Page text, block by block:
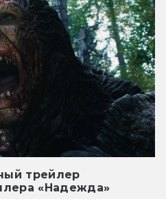
трейлер
«Надежда»